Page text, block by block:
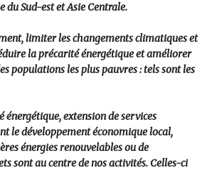
du Sud-est et Asie Centrale.
limiter les changements climatiques et
la précarité énergétique et améliorer
populations les plus pauvres : tels sont les
énergétique, extension de services
le développement économique local,
énergies renouvelables ou de
sont au centre de nos activités. Celles-ci